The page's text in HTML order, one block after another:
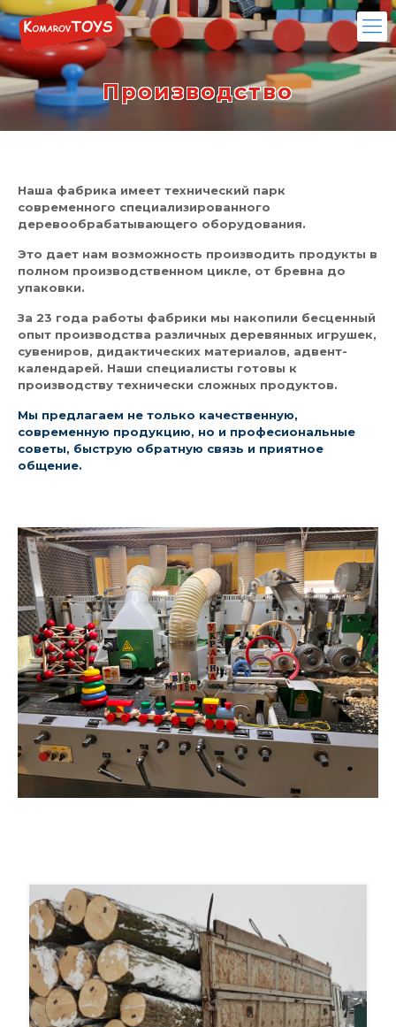
Производство
Наша фабрика имеет технический парк
современного специализированного
деревообрабатывающего оборудования.
Это дает нам возможность производить продукты в
полном производственном цикле, от бревна до
упаковки.
За 23 года работы фабрики мы накопили бесценный
опыт производства различных деревянных игрушек,
сувениров, дидактических материалов, адвент-
календарей. Наши специалисты готовы к
производству технически сложных продуктов.
Мы предлагаем не только качественную,
современную продукцию, но и професиональные
советы, быструю обратную связь и приятное
общение.